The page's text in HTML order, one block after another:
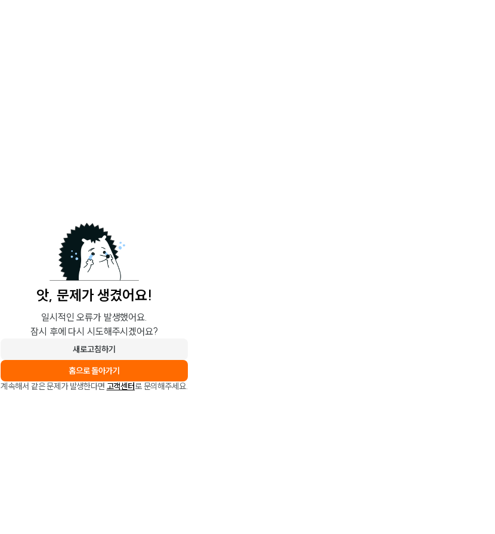
앗, 문제가 생겼어요!
일시적인 오류가 발생했어요.
잠시 후에 다시 시도해주시겠어요?
새로고침하기
홈으로 돌아가기
계속해서 같은 문제가 발생한다면 고객센터로 문의해주세요.